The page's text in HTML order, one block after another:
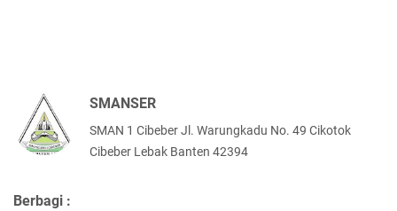
SMANSER
SMAN 1 Cibeber Jl. Warungkadu No. 49 Cikotok
Cibeber Lebak Banten 42394
Berbagi :